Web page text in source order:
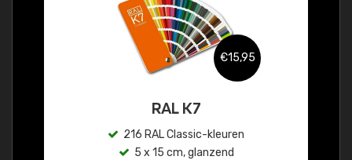
€15,95
RAL K7
216 RAL Classic-kleuren
5 x 15 cm, glanzend